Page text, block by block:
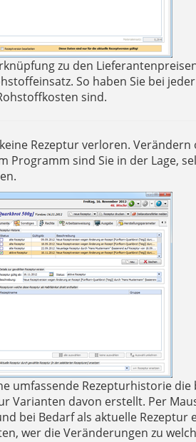
zu den
So haben Sie bei
sind.
Rezeptur verloren.
Programm sind Sie in der Lage,
umfassende Rezepturhistorie
Varianten davon erstellt. Per
bei Bedarf als aktuelle Rezeptur
wer die Veränderungen zu